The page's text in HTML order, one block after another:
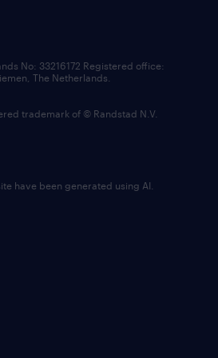
No: 33216172 Registered office:
The Netherlands.
trademark of © Randstad N.V.
have been generated using AI.